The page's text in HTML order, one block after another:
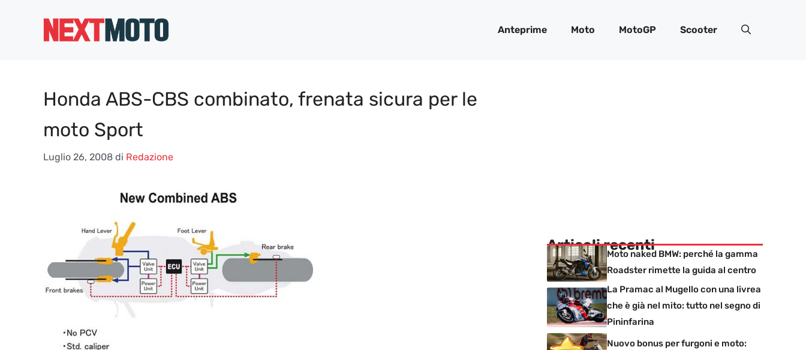
Anteprime Moto MotoGP Scooter
Honda ABS-CBS combinato, frenata sicura per le
moto Sport
Luglio 26, 2008 di Redazione
Articoli recenti
Moto naked BMW: perché la gamma
Roadster rimette la guida al centro
La Pramac al Mugello con una livrea
che è già nel mito: tutto nel segno di
Pininfarina
Nuovo bonus per furgoni e moto: